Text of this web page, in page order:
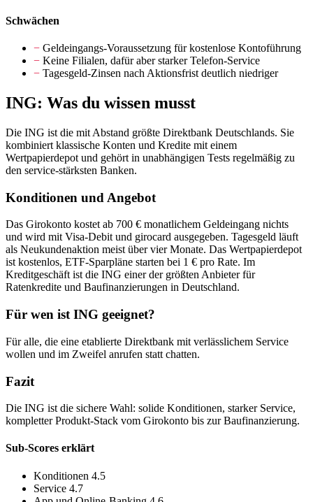
Schwächen
− Geldeingangs-Voraussetzung für kostenlose Kontoführung
− Keine Filialen, dafür aber starker Telefon-Service
− Tagesgeld-Zinsen nach Aktionsfrist deutlich niedriger
ING: Was du wissen musst
Die ING ist die mit Abstand größte Direktbank Deutschlands. Sie
kombiniert klassische Konten und Kredite mit einem
Wertpapierdepot und gehört in unabhängigen Tests regelmäßig zu
den service-stärksten Banken.
Konditionen und Angebot
Das Girokonto kostet ab 700 € monatlichem Geldeingang nichts
und wird mit Visa-Debit und girocard ausgegeben. Tagesgeld läuft
als Neukundenaktion meist über vier Monate. Das Wertpapierdepot
ist kostenlos, ETF-Sparpläne starten bei 1 € pro Rate. Im
Kreditgeschäft ist die ING einer der größten Anbieter für
Ratenkredite und Baufinanzierungen in Deutschland.
Für wen ist ING geeignet?
Für alle, die eine etablierte Direktbank mit verlässlichem Service
wollen und im Zweifel anrufen statt chatten.
Fazit
Die ING ist die sichere Wahl: solide Konditionen, starker Service,
kompletter Produkt-Stack vom Girokonto bis zur Baufinanzierung.
Sub-Scores erklärt
Konditionen 4.5
Service 4.7